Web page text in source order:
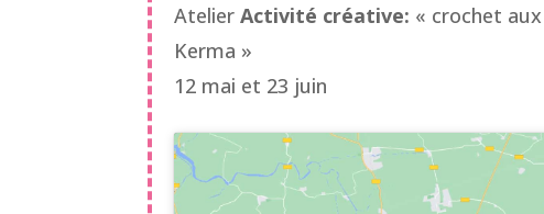
AtelierActivité créative: « crochet
Kerma »
12 mai et 23 juin